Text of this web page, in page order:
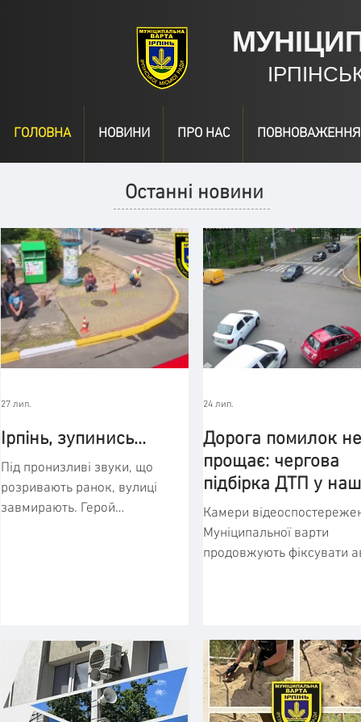
ГОЛОВНА НОВИНИ ПРО НАС ПОВНОВАЖЕННЯ
Останні новини
Ірпінь, зупинись…
Під пронизливі звуки, що
розривають ранок, вулиці
завмирають. Герой
Героя, який віддав своє життя,
захищаючи свій народ і країну.
Бо кожен, хто завмер на
тротуарі, кожен, хто перервав
27 лип.
Дорога помилок не
прощає: чергова
підбірка ДТП у
громаді (ВІДЕО)
Камери
Муніципальної варти
продовжують фіксувати
неуважності стають
машини та людське
Кожне з цих зіткнень має
свою історію. Це чийсь
24 лип.